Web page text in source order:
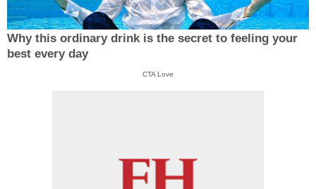
Why this ordinary drink is the secret to feeling your
best every day
CTA Love